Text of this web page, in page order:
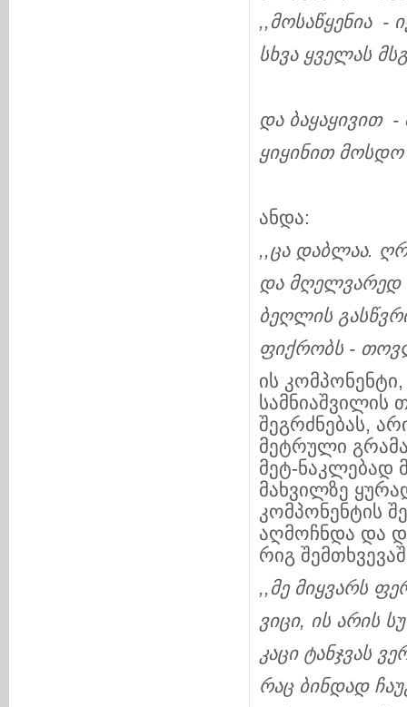
,,მოსაწყენია -
სხვა ყველას
და ბაყაყივით -
ყიყინით მოსდო
ანდა:
,,ცა დაბლაა.
და მღელვარედ
ბეღლის
ფიქრობს -
ის
სამნიაშვილის
შეგრძნებას,
მეტრული
მეტ-ნაკლებად
მახვილზე
კომპონენტის
აღმოჩნდა და
რიგ
,,მე მიყვარს
ვიცი, ის არის
კაცი ტანჯვას
რაც ბინდად